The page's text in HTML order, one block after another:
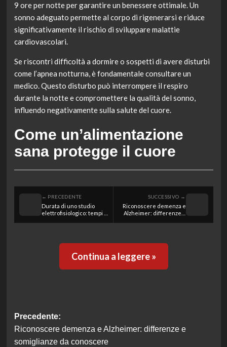
9 ore per notte per garantire un benessere ottimale. Un
sonno adeguato permette al corpo di rigenerarsi e riduce
significativamente il rischio di sviluppare malattie
cardiovascolari.
Se riscontri difficoltà a dormire o sospetti di avere disturbi
come l’apnea notturna, è fondamentale consultare un
medico. Questo disturbo può interrompere il respiro
durante la notte e compromettere la qualità del sonno,
influendo negativamente sulla salute del cuore.
Come un’alimentazione
sana protegge il cuore
← PRECEDENTE
Durata di uno studio
elettrofisiologico: tempi e
SUCCESSIVO →
Riconoscere demenza e
Alzheimer: differenze e
Continua a leggere »
Navigazione
articolo
Precedente:
Riconoscere demenza e Alzheimer: differenze e
somiglianze da conoscere